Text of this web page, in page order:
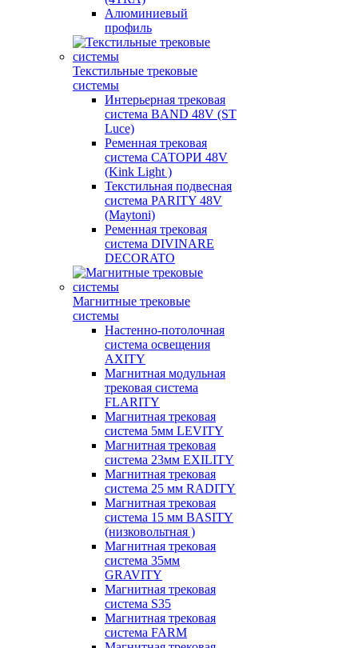
Алюминиевый
профиль
Текстильные трековые
системы
Интерьерная трековая
система BAND 48V (ST
Luce)
Ременная трековая
система САТОРИ 48V
(Kink Light )
Текстильная подвесная
система PARITY 48V
(Maytoni)
Ременная трековая
система DIVINARE
DECORATO
Магнитные трековые
системы
Настенно-потолочная
система освещения
AXITY
Магнитная модульная
трековая система
FLARITY
Магнитная трековая
система 5мм LEVITY
Магнитная трековая
система 23мм EXILITY
Магнитная трековая
система 25 мм RADITY
Магнитная трековая
система 15 мм BASITY
(низковольтная )
Магнитная трековая
система 35мм
GRAVITY
Магнитная трековая
система S35
Магнитная трековая
система FARM